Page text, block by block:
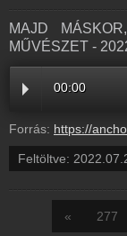
MAJD
MŰVÉSZET -
00:00
Forrás: https://anchor.fm/s/45194458/podcast/play/55166183/
Feltöltve:
« 277